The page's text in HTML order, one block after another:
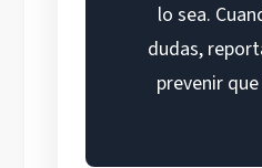
lo sea.
dudas,
prevenir